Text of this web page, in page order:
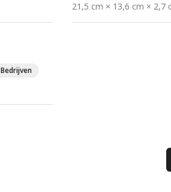
21,5 cm × 13,6 cm × 2,7
Bedrijven